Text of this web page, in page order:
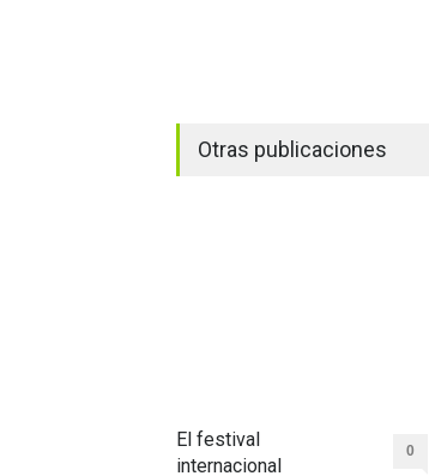
Otras publicaciones
El festival
internacional
0